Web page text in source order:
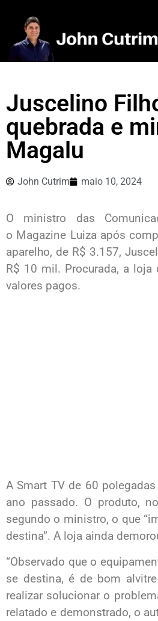
Juscelino
quebrada e
Magalu
John Cutrim maio 10, 2024
O ministro das
o Magazine Luiza após
aparelho, de R$ 3.157,
R$ 10 mil. Procurada, a
valores pagos.
A Smart TV de 60
ano passado. O produto,
segundo o ministro, o que
destina”. A loja ainda
“Observado que o
se destina, é de bom
realizar solucionar o
relatado e demonstrado, o